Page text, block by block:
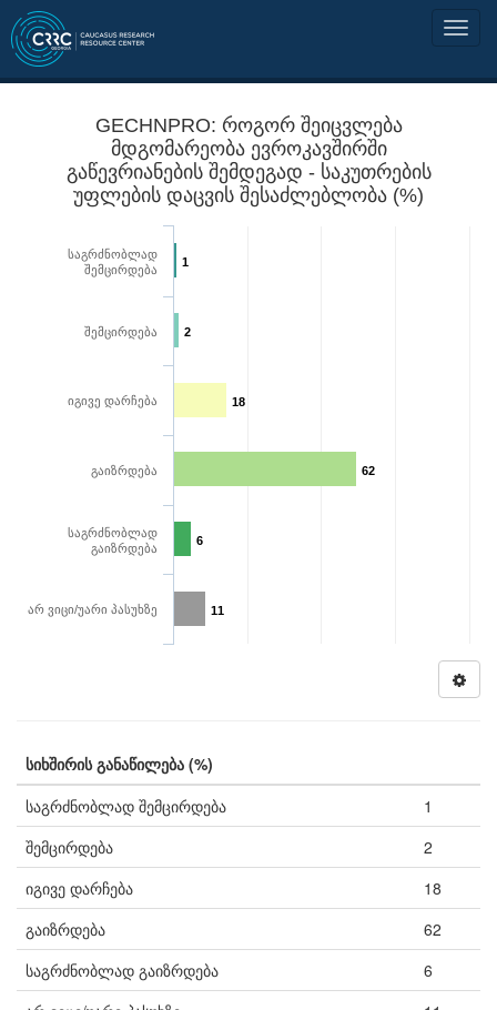
GECHNPRO: როგორ შეიცვლება
მდგომარეობა ევროკავშირში
გაწევრიანების შემდეგად - საკუთრების
უფლების დაცვის შესაძლებლობა (%)
1
2
18
62
6
11
საგრძნობლად
შემცირდება
შემცირდება
იგივე დარჩება
გაიზრდება
საგრძნობლად
გაიზრდება
არ ვიცი/უარი პასუხზე
სიხშირის განაწილება (%)
საგრძნობლად შემცირდება
1
შემცირდება
2
იგივე დარჩება
18
გაიზრდება
62
საგრძნობლად გაიზრდება
6